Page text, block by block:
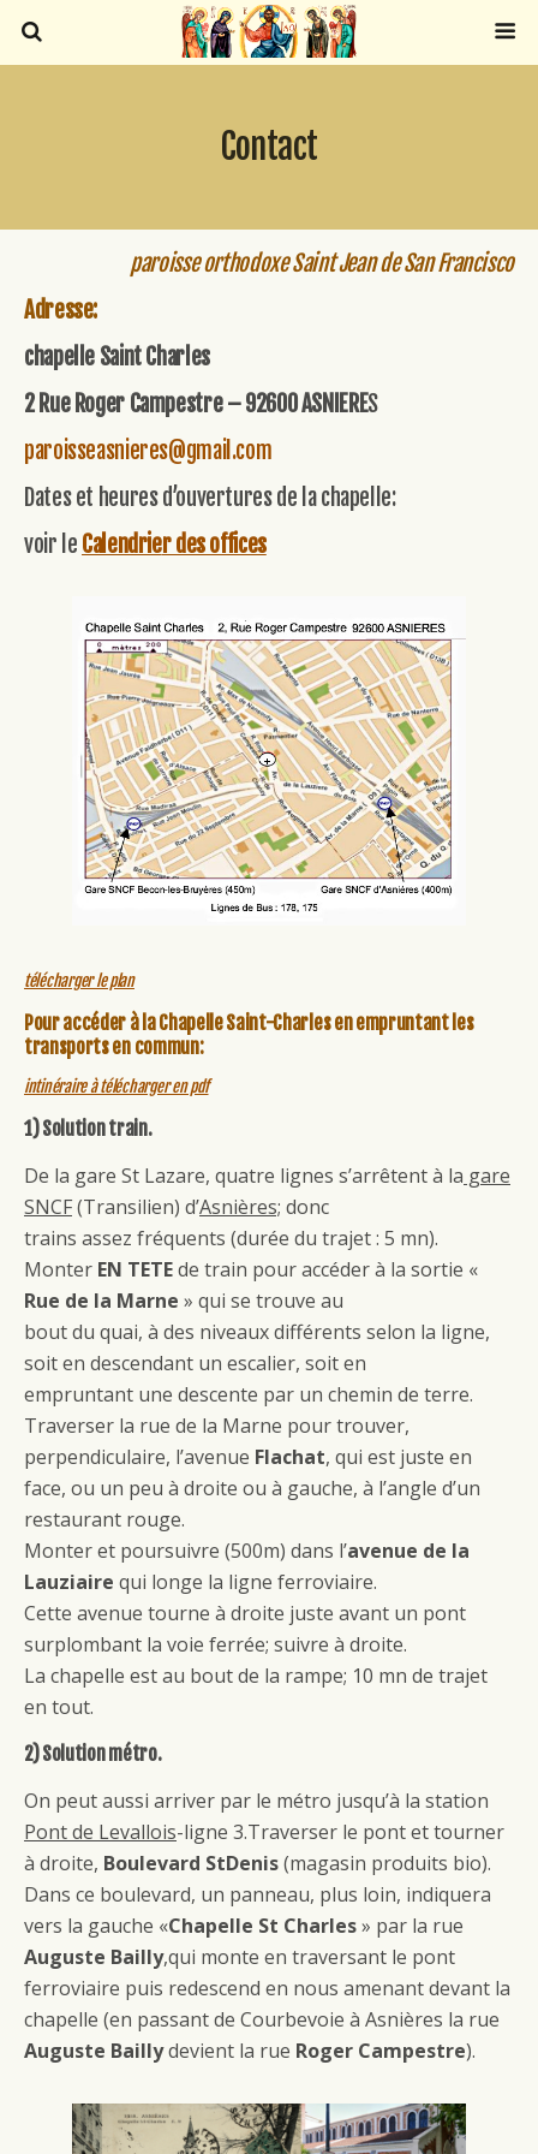
Contact
paroisse orthodoxe Saint Jean de San Francisco
Adresse:
chapelle Saint Charles
2 Rue Roger Campestre – 92600 ASNIERES
paroisseasnieres@gmail.com
Dates et heures d’ouvertures de la chapelle:
voir le Calendrier des offices
télécharger le plan
Pour accéder à la Chapelle Saint-Charles en empruntant les
transports en commun:
intinéraire à télécharger en pdf
1) Solution train.
De la gare St Lazare, quatre lignes s’arrêtent à la gare
SNCF(Transilien) d’Asnières; donc
trains assez fréquents (durée du trajet : 5 mn).
Monter EN TETEde train pour accéder à la sortie «
Rue de la Marne » qui se trouve au
bout du quai, à des niveaux différents selon la ligne,
soit en descendant un escalier, soit en
empruntant une descente par un chemin de terre.
Traverser la rue de la Marne pour trouver,
perpendiculaire, l’avenue Flachat, qui est juste en
face, ou un peu à droite ou à gauche, à l’angle d’un
restaurant rouge.
Monter et poursuivre (500m) dans l’avenue de la
Lauziaire qui longe la ligne ferroviaire.
Cette avenue tourne à droite juste avant un pont
surplombant la voie ferrée; suivre à droite.
La chapelle est au bout de la rampe; 10 mn de trajet
en tout.
2) Solution métro.
On peut aussi arriver par le métro jusqu’à la station
Pont de Levallois-ligne 3.Traverser le pont et tourner
à droite, Boulevard StDenis(magasin produits bio).
Dans ce boulevard, un panneau, plus loin, indiquera
vers la gauche «Chapelle St Charles» par la rue
Auguste Bailly,qui monte en traversant le pont
ferroviaire puis redescend en nous amenant devant la
chapelle (en passant de Courbevoie à Asnières la rue
Auguste Baillydevient la rue Roger Campestre).